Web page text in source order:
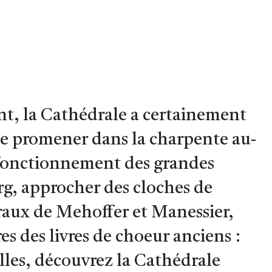
la Cathédrale a certainement
promener dans la charpente au-
des grandes
approcher des cloches de
de Mehoffer et Manessier,
des livres de choeur anciens :
découvrez la Cathédrale